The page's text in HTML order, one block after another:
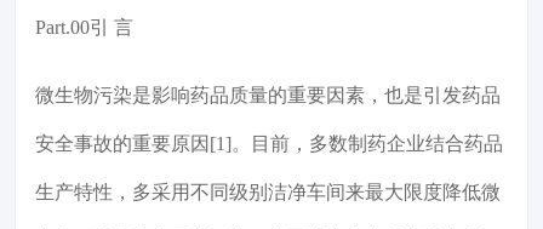
Part.00引 言
微生物污染是影响药品质量的重要因素，也是引发药品
安全事故的重要原因[1]。目前，多数制药企业结合药品
生产特性，多采用不同级别洁净车间来最大限度降低微